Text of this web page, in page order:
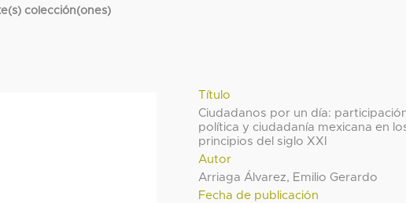
colección(ones)
Título
Ciudadanos por un día:
política y ciudadanía mexicana en
principios del siglo XXI
Autor
Arriaga Álvarez, Emilio Gerardo
Fecha de publicación